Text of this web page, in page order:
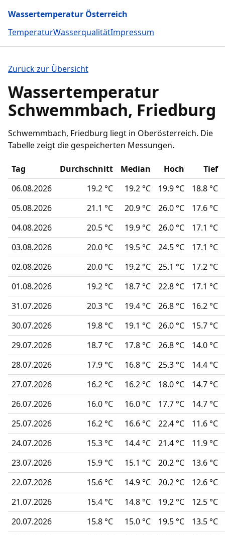
Wassertemperatur Österreich
TemperaturWasserqualitätImpressum
Zurück zur Übersicht
Wassertemperatur
Schwemmbach, Friedburg
Schwemmbach, Friedburg liegt in Oberösterreich. Die
Tabelle zeigt die gespeicherten Messungen.
Tag Durchschnitt Median Hoch
Tief
06.08.2026
19.2 °C 19.2 °C 19.9 °C
18.8 °C
05.08.2026
21.1 °C 20.9 °C 26.0 °C
17.6 °C
04.08.2026
20.5 °C 19.9 °C 26.0 °C
17.1 °C
03.08.2026
20.0 °C 19.5 °C 24.5 °C
17.1 °C
02.08.2026
20.0 °C 19.2 °C 25.1 °C
17.2 °C
01.08.2026
19.2 °C 18.7 °C 22.8 °C
17.1 °C
31.07.2026
20.3 °C 19.4 °C 26.8 °C
16.2 °C
30.07.2026
19.8 °C 19.1 °C 26.0 °C
15.7 °C
29.07.2026
18.7 °C 17.8 °C 26.8 °C
14.0 °C
28.07.2026
17.9 °C 16.8 °C 25.3 °C
14.4 °C
27.07.2026
16.2 °C 16.2 °C 18.0 °C
14.7 °C
26.07.2026
16.0 °C 16.0 °C 17.7 °C
14.7 °C
25.07.2026
16.2 °C 16.6 °C 22.4 °C
11.6 °C
24.07.2026
15.3 °C 14.4 °C 21.4 °C
11.9 °C
23.07.2026
15.9 °C 15.1 °C 20.2 °C
13.6 °C
22.07.2026
15.6 °C 14.9 °C 20.2 °C
12.6 °C
21.07.2026
15.4 °C 14.8 °C 19.2 °C
12.5 °C
20.07.2026
15.8 °C 15.0 °C 19.5 °C
13.5 °C